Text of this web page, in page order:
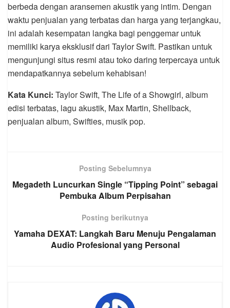
berbeda dengan aransemen akustik yang intim. Dengan
waktu penjualan yang terbatas dan harga yang terjangkau,
ini adalah kesempatan langka bagi penggemar untuk
memiliki karya eksklusif dari Taylor Swift. Pastikan untuk
mengunjungi situs resmi atau toko daring terpercaya untuk
mendapatkannya sebelum kehabisan!
Kata Kunci: Taylor Swift, The Life of a Showgirl, album
edisi terbatas, lagu akustik, Max Martin, Shellback,
penjualan album, Swifties, musik pop.
Posting Sebelumnya
Megadeth Luncurkan Single “Tipping Point” sebagai
Pembuka Album Perpisahan
Posting berikutnya
Yamaha DEXAT: Langkah Baru Menuju Pengalaman
Audio Profesional yang Personal